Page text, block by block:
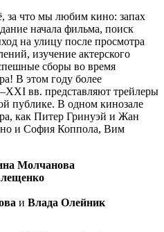
за что мы любим кино: запах
начала фильма, поиск
на улицу после просмотра
изучение актерского
сборы во время
В этом году более
вв. представляют трейлеры
публике. В одном кинозале
как Питер Гринуэй и Жан
и София Коппола, Вим
Молчанова
и Влада Олейник